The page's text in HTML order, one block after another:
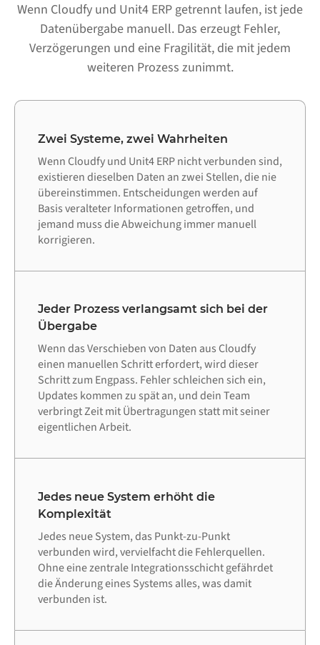
Wenn Cloudfy und Unit4 ERP getrennt laufen, ist jede
Datenübergabe manuell. Das erzeugt Fehler,
Verzögerungen und eine Fragilität, die mit jedem
weiteren Prozess zunimmt.
Zwei Systeme, zwei Wahrheiten
Wenn Cloudfy und Unit4 ERP nicht verbunden sind,
existieren dieselben Daten an zwei Stellen, die nie
übereinstimmen. Entscheidungen werden auf
Basis veralteter Informationen getroffen, und
jemand muss die Abweichung immer manuell
korrigieren.
Jeder Prozess verlangsamt sich bei der
Übergabe
Wenn das Verschieben von Daten aus Cloudfy
einen manuellen Schritt erfordert, wird dieser
Schritt zum Engpass. Fehler schleichen sich ein,
Updates kommen zu spät an, und dein Team
verbringt Zeit mit Übertragungen statt mit seiner
eigentlichen Arbeit.
Jedes neue System erhöht die
Komplexität
Jedes neue System, das Punkt-zu-Punkt
verbunden wird, vervielfacht die Fehlerquellen.
Ohne eine zentrale Integrationsschicht gefährdet
die Änderung eines Systems alles, was damit
verbunden ist.